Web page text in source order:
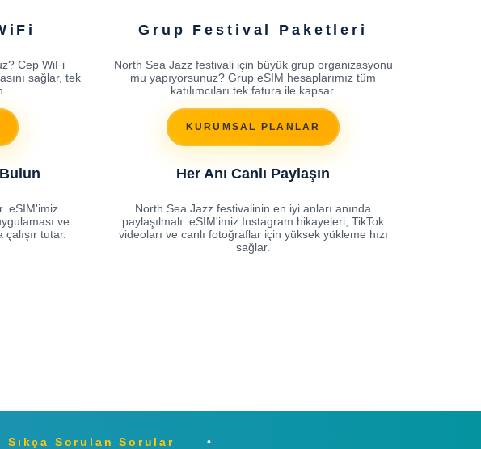
Cep WiFi
sağlar, tek
Grup Festival Paketleri
North Sea Jazz festivali için büyük grup organizasyonu
mu yapıyorsunuz? Grup eSIM hesaplarımız tüm
katılımcıları tek fatura ile kapsar.
KURUMSAL PLANLAR
eSIM'imiz
ve
tutar.
Her Anı Canlı Paylaşın
North Sea Jazz festivalinin en iyi anları anında
paylaşılmalı. eSIM'imiz Instagram hikayeleri, TikTok
videoları ve canlı fotoğraflar için yüksek yükleme hızı
sağlar.
Sıkça Sorulan Sorular